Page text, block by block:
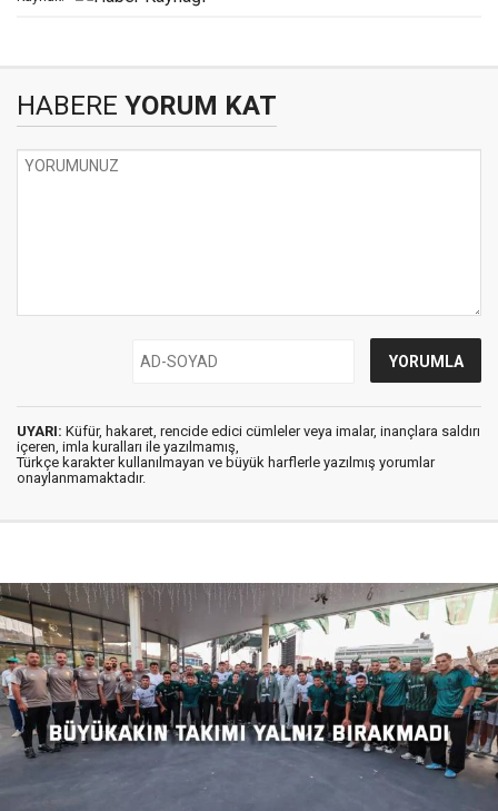
HABERE YORUM KAT
UYARI: Küfür, hakaret, rencide edici cümleler veya imalar, inançlara saldırı
içeren, imla kuralları ile yazılmamış,
Türkçe karakter kullanılmayan ve büyük harflerle yazılmış yorumlar
onaylanmamaktadır.